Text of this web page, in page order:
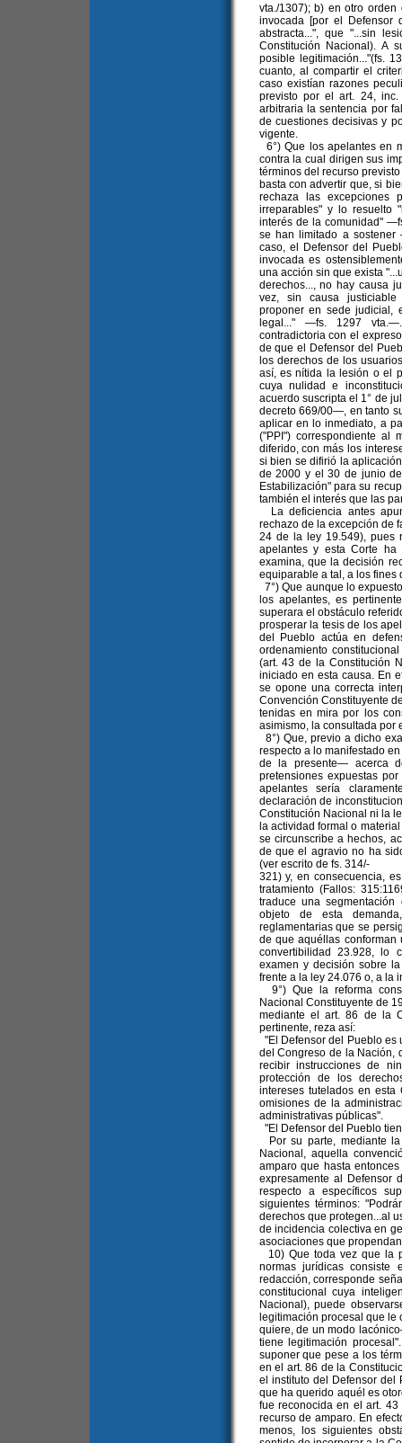
vta./1307); b) en otro
invocada [por el Defensor
abstracta...", que "...sin
Constitución Nacional). A
posible legitimación..."(fs.
cuanto, al compartir el
caso existían razones
previsto por el art. 24,
arbitraria la sentencia por
de cuestiones decisivas y
vigente.
6°) Que los apelantes en
contra la cual dirigen sus
términos del recurso
basta con advertir que, si
rechaza las excepciones
irreparables" y lo resuelto
interés de la comunidad"
se han limitado a
caso, el Defensor del
invocada es
una acción sin que exista
derechos..., no hay causa
vez, sin causa justiciable
proponer en sede judicial,
legal..." —fs. 1297
contradictoria con el
de que el Defensor del
los derechos de los
así, es nítida la lesión o el
cuya nulidad e
acuerdo suscripta el 1° de
decreto 669/00—, en tanto
aplicar en lo inmediato, a
("PPI") correspondiente al
diferido, con más los
si bien se difirió la
de 2000 y el 30 de junio
Estabilización" para su
también el interés que las
La deficiencia antes
rechazo de la excepción de
24 de la ley 19.549), pues
apelantes y esta Corte
examina, que la decisión
equiparable a tal, a los fines
7°) Que aunque lo
los apelantes, es
superara el obstáculo
prosperar la tesis de los
del Pueblo actúa en
ordenamiento
(art. 43 de la Constitución
iniciado en esta causa. En
se opone una correcta
Convención Constituyente
tenidas en mira por los
asimismo, la consultada por
8°) Que, previo a dicho
respecto a lo manifestado
de la presente— acerca
pretensiones expuestas
apelantes sería
declaración de
Constitución Nacional ni la
la actividad formal o
se circunscribe a hechos,
de que el agravio no ha
(ver escrito de fs. 314/-
321) y, en consecuencia,
tratamiento (Fallos:
traduce una
objeto de esta
reglamentarias que se
de que aquéllas
convertibilidad 23.928, lo
examen y decisión sobre
frente a la ley 24.076 o, a la
9°) Que la reforma
Nacional Constituyente de
mediante el art. 86 de la
pertinente, reza así:
"El Defensor del Pueblo
del Congreso de la Nación,
recibir instrucciones de
protección de los
intereses tutelados en
omisiones de la
administrativas públicas".
"El Defensor del Pueblo
Por su parte, mediante
Nacional, aquella
amparo que hasta
expresamente al Defensor
respecto a específicos
siguientes términos:
derechos que protegen...al
de incidencia colectiva en
asociaciones que
10) Que toda vez que la
normas jurídicas
redacción, corresponde
constitucional cuya
Nacional), puede
legitimación procesal que
quiere, de un modo
tiene legitimación
suponer que pese a los
en el art. 86 de la
el instituto del Defensor del
que ha querido aquél es
fue reconocida en el art.
recurso de amparo. En
menos, los siguientes